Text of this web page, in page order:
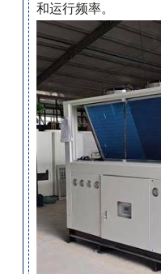
和运行频率。